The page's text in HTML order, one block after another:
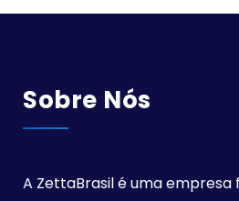
Sobre Nós
A ZettaBrasil é uma empresa